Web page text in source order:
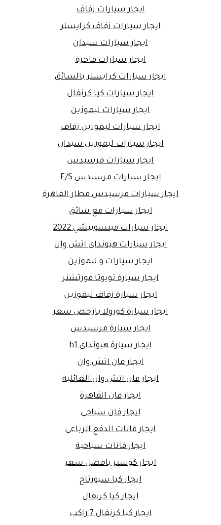
ايجار سيارات زفاف
ايجار سيارات زفاف كرايسلر
ايجار سيارات سيدان
ايجار سيارات فاخرة
ايجار سيارات كرايسلر بالسائق
ايجار سيارات كيا كرنفال
ايجار سيارات ليموزين
ايجار سيارات ليموزين زفاف
ايجار سيارات ليموزين سيدان
ايجار سيارات مرسيدس
ايجار سيارات مرسيدس E/S
ايجار سيارات مرسيدس مطار القاهرة
ايجار سيارات مع سائق
ايجار سيارات ميتسوبيشي 2022
ايجار سيارات هيونداي اتش وان
ايجار سيارات و ليموزين
ايجار سيارة تويوتا فورتشنر
ايجار سيارة زفاف ليموزين
ايجار سيارة كورولا بارخص سعر
ايجار سيارة مرسيدس
ايجار سيارة هيونداي h1
ايجار فان اتش وان
ايجار فان اتش وان العائلية
ايجار فان القاهرة
ايجار فان سياحي
ايجار فانات الدفع الرباعي
ايجار فانات سياحية
ايجار كوستر بافضل سعر
ايجار كيا سبورتاج
ايجار كيا كرنفال
ايجار كيا كرنفال 7 راكب